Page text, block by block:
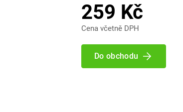
259 Kč
Cena včetně DPH
Do obchodu